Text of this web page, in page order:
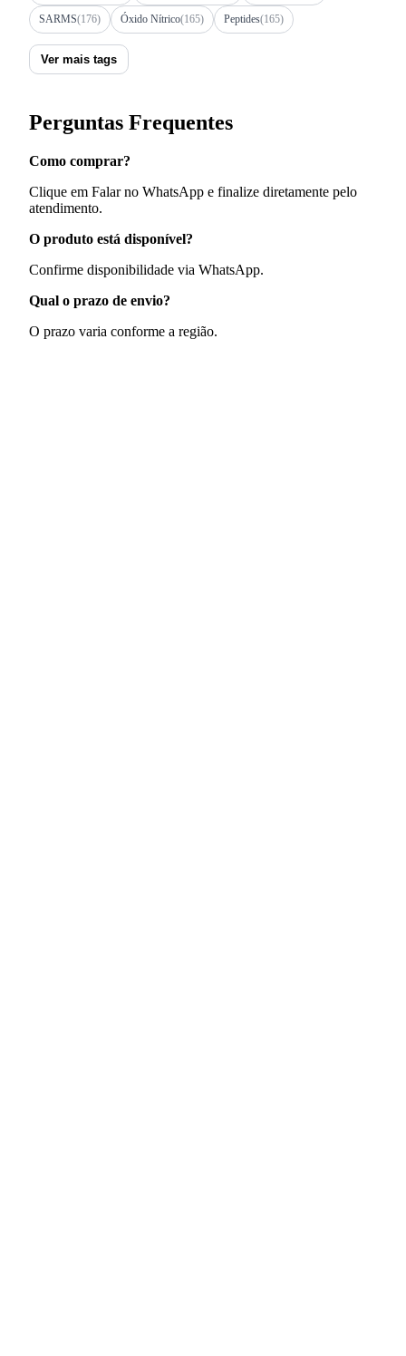
SARMS(176) Óxido Nítrico(165) Peptides(165)
Ver mais tags
Perguntas Frequentes
Como comprar?
Clique em Falar no WhatsApp e finalize diretamente pelo
atendimento.
O produto está disponível?
Confirme disponibilidade via WhatsApp.
Qual o prazo de envio?
O prazo varia conforme a região.